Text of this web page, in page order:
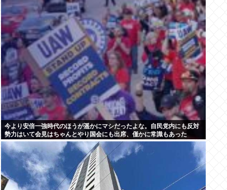
今より安倍一強時代のほうが遥かにマシだったよな。自民党内にも反対
勢力はいて会見はちゃんとやり国会にも出席、僅かに常識もあった